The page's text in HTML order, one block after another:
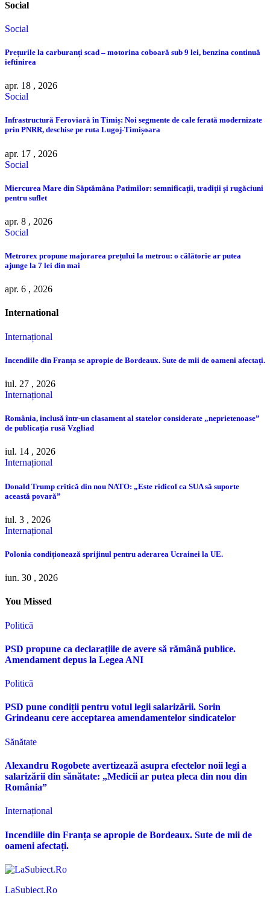
Social
Social
Prețurile la carburanți scad – motorina coboară sub 9 lei, benzina continuă
ieftinirea
apr. 18 , 2026
Social
Infrastructură Feroviară în Timiș: Noi segmente de cale ferată modernizate
prin PNRR, deschise pe ruta Lugoj-Timișoara
apr. 17 , 2026
Social
Miercurea Mare din Săptămâna Patimilor: semnificații, tradiții și rugăciuni
pentru suflet
apr. 8 , 2026
Social
Metrorex propune majorarea prețului la metrou: o călătorie ar putea
ajunge la 7 lei din mai
apr. 6 , 2026
International
Internațional
Incendiile din Franța se apropie de Bordeaux. Sute de mii de oameni afectați.
iul. 27 , 2026
Internațional
România, inclusă într-un clasament al statelor considerate „neprietenoase”
de publicația rusă Vzgliad
iul. 14 , 2026
Internațional
Donald Trump critică din nou NATO: „Este ridicol ca SUA să suporte
această povară”
iul. 3 , 2026
Internațional
Polonia condiționează sprijinul pentru aderarea Ucrainei la UE.
iun. 30 , 2026
You Missed
Politică
PSD propune ca declarațiile de avere să rămână publice.
Amendament depus la Legea ANI
Politică
PSD pune condiții pentru votul legii salarizării. Sorin
Grindeanu cere acceptarea amendamentelor sindicatelor
Sănătate
Alexandru Rogobete avertizează asupra efectelor noii legi a
salarizării din sănătate: „Medicii ar putea pleca din nou din
România”
Internațional
Incendiile din Franța se apropie de Bordeaux. Sute de mii de
oameni afectați.
LaSubiect.Ro